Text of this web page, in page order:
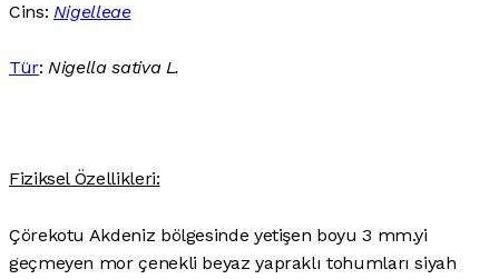
Cins: Nigelleae
Tür:Nigella sativa L.
Fiziksel Özellikleri:
Çörekotu Akdeniz bölgesinde yetişen boyu 3 mm.yi
geçmeyen mor çenekli beyaz yapraklı tohumları siyah